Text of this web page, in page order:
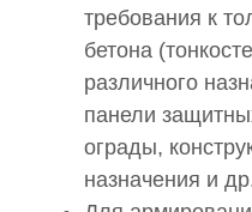
требования к
бетона
различного
панели
ограды,
назначения и